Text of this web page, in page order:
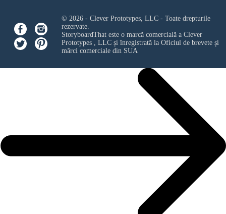
© 2026 - Clever Prototypes, LLC - Toate drepturile
rezervate.
StoryboardThat este o marcă comercială a Clever
Prototypes , LLCși înregistrată la Oficiul de brevete și
mărci comerciale din SUA